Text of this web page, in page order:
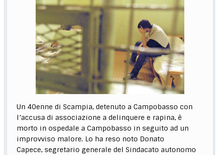
Un 40enne di Scampia, detenuto a Campobasso con
l’accusa di associazione a delinquere e rapina, è
morto in ospedale a Campobasso in seguito ad un
improvviso malore. Lo ha reso noto Donato
Capece, segretario generale del Sindacato autonomo